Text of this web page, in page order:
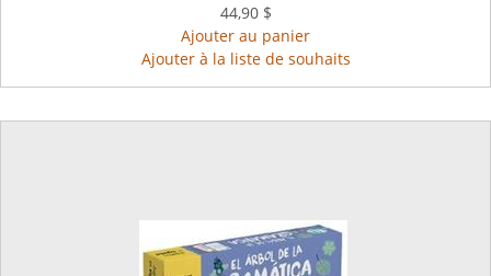
44,90 $
Ajouter au panier
Ajouter à la liste de souhaits